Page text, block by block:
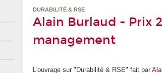
DURABILITÉ & RSE
Alain Burlaud - Prix
management
L'ouvrage sur "Durabilité & RSE" fait par